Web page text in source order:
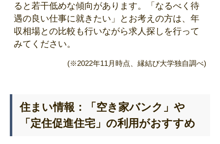
ると若干低めな傾向があります。「なるべく待
遇の良い仕事に就きたい」とお考えの方は、年
収相場との比較も行いながら求人探しを行って
みてください。
(※2022年11月時点、縁結び大学独自調べ)
住まい情報：「空き家バンク」や
「定住促進住宅」の利用がおすすめ